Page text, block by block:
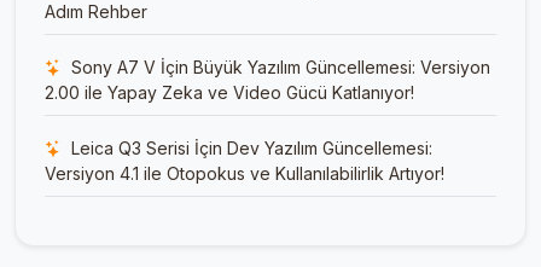
Adım Rehber
Sony A7 V İçin Büyük Yazılım Güncellemesi: Versiyon
2.00 ile Yapay Zeka ve Video Gücü Katlanıyor!
Leica Q3 Serisi İçin Dev Yazılım Güncellemesi:
Versiyon 4.1 ile Otopokus ve Kullanılabilirlik Artıyor!